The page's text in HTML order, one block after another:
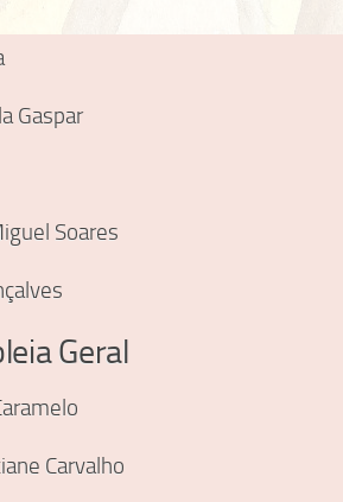
Gaspar
Soares
Geral
Carvalho